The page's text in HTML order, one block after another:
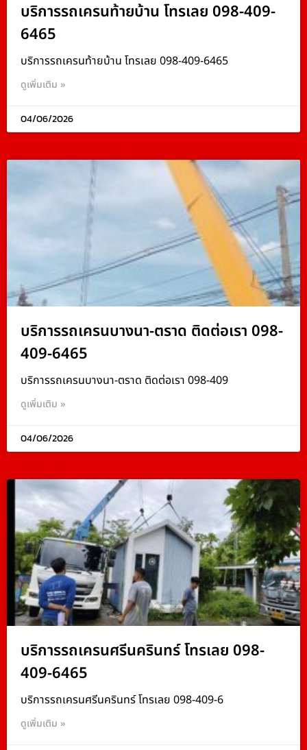
บริการรถเครนท้ายบ้าน โทรเลย 098-409-
6465
บริการรถเครนท้ายบ้าน โทรเลย 098-409-6465
ดูเพิ่มเติม »
04/06/2026
บริการรถเครนบางนา-ตราด ติดต่อเรา 098-
409-6465
บริการรถเครนบางนา-ตราด ติดต่อเรา 098-409
ดูเพิ่มเติม »
04/06/2026
บริการรถเครนศรีนครินทร์ โทรเลย 098-
409-6465
บริการรถเครนศรีนครินทร์ โทรเลย 098-409-6
ดูเพิ่มเติม »